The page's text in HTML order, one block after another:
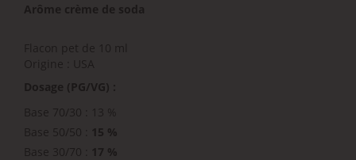
Arôme crème de soda
Flacon pet de 10 ml
Origine : USA
Dosage (PG/VG) :
Base 70/30 : 13 %
Base 50/50 :
15 %
Base 30/70 :
17 %